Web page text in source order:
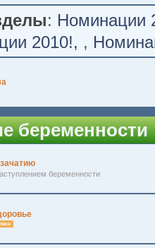
: Номинации
2010!
,
беременности
беременности